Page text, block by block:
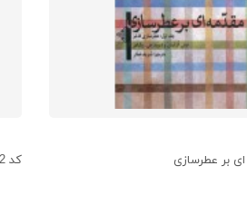
کد 302- اصول و مبانی عطرسازی